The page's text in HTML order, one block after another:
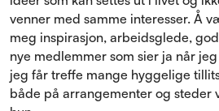
venner med samme interesser. Å
meg inspirasjon, arbeidsglede,
nye medlemmer som sier ja når
jeg får treffe mange hyggelige
både på arrangementer og steder